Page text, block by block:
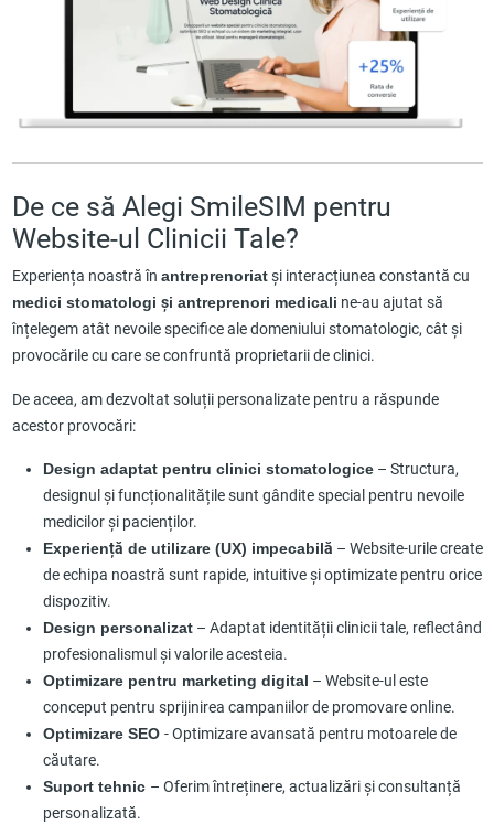
De ce să Alegi SmileSIM pentru
Website-ul Clinicii Tale?
Experiența noastră în antreprenoriatși interacțiunea constantă cu
medici stomatologi și antreprenori medicali ne-au ajutat să
înțelegem atât nevoile specifice ale domeniului stomatologic, cât și
provocările cu care se confruntă proprietarii de clinici.
De aceea, am dezvoltat soluții personalizate pentru a răspunde
acestor provocări:
Design adaptat pentru clinici stomatologice– Structura,
designul și funcționalitățile sunt gândite special pentru nevoile
medicilor și pacienților.
Experiență de utilizare (UX) impecabilă – Website-urile create
de echipa noastră sunt rapide, intuitive și optimizate pentru orice
dispozitiv.
Design personalizat– Adaptat identității clinicii tale, reflectând
profesionalismul și valorile acesteia.
Optimizare pentru marketing digital – Website-ul este
conceput pentru sprijinirea campaniilor de promovare online.
Optimizare SEO - Optimizare avansată pentru motoarele de
căutare.
Suport tehnic – Oferim întreținere, actualizări și consultanță
personalizată.